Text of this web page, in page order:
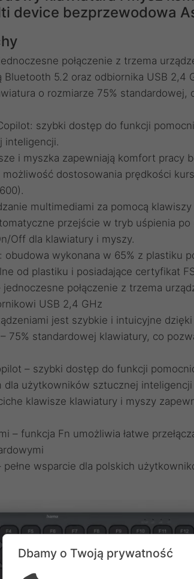
device bezprzewodowa
połączenie z trzema
5.2 oraz odbiornika USB 2,4
o rozmiarze 75% standardowej,
szybki dostęp do funkcji
inteligencji.
i myszka zapewniają komfort pracy
możliwość dostosowania prędkości
multimediami za pomocą klawiszy
przejście w tryb uśpienia
Off dla klawiatury i myszy.
obudowa wykonana w 65% z plastiku
od plastiku i posiadające certyfikat
połączenie z trzema
USB 2,4 GHz
jest szybkie i intuicyjne
75% standardowej klawiatury, co
– szybki dostęp do funkcji
dla użytkowników sztucznej inteligencji
klawisze klawiatury i myszy
– funkcja Fn umożliwia łatwe
pełne wsparcie dla polskich
Dbamy o Twoją prywatność